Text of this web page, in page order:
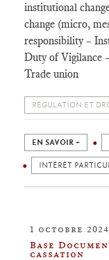
institutional
change (micro,
responsibility –
Duty of Vigilance
Trade union
RÉGULATION ET
EN SAVOIR +
INTÉRÊT
1 octobre 2024
Base
cassation